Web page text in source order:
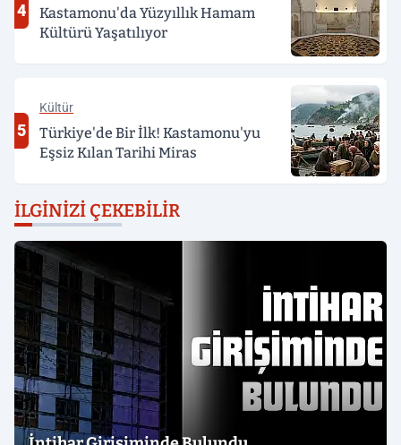
4
Kastamonu'da Yüzyıllık Hamam
Kültürü Yaşatılıyor
5
Kültür
Türkiye'de Bir İlk! Kastamonu'yu
Eşsiz Kılan Tarihi Miras
İLGINIZI ÇEKEBILIR